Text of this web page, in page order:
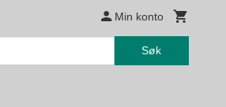
Min konto
Søk